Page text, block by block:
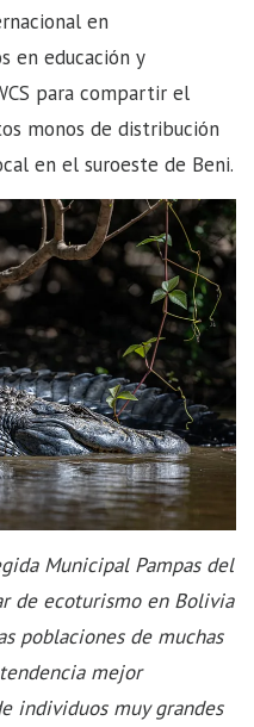
en
en educación y
para compartir el
monos de distribución
en el suroeste de Beni.
Municipal Pampas del
de ecoturismo en Bolivia
poblaciones de muchas
mejor
individuos muy grandes